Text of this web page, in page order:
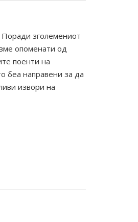
зголемениот
опоменати од
поенти на
беа направени за да
извори на